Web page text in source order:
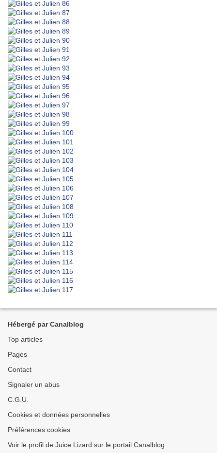
Hébergé par Canalblog
Top articles
Pages
Contact
Signaler un abus
C.G.U.
Cookies et données personnelles
Préférences cookies
Voir le profil de Juice Lizard sur le portail Canalblog